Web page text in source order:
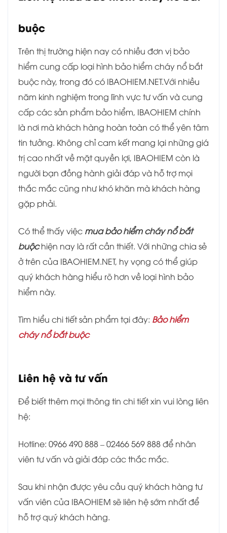
buộc
Trên thị trường hiện nay có nhiều đơn vị bảo
hiểm cung cấp loại hình bảo hiểm cháy nổ bắt
buộc này, trong đó có IBAOHIEM.NET.Với nhiều
năm kinh nghiệm trong lĩnh vực tư vấn và cung
cấp các sản phẩm bảo hiểm, IBAOHIEM chính
là nơi mà khách hàng hoàn toàn có thể yên tâm
tin tưởng. Không chỉ cam kết mang lại những giá
trị cao nhất về mặt quyền lợi, IBAOHIEM còn là
người bạn đồng hành giải đáp và hỗ trợ mọi
thắc mắc cũng như khó khăn mà khách hàng
gặp phải.
Có thể thấy việc mua bảo hiểm cháy nổ bắt
buộchiện nay là rất cần thiết. Với những chia sẻ
ở trên của IBAOHIEM.NET, hy vọng có thể giúp
quý khách hàng hiểu rõ hơn về loại hình bảo
hiểm này.
Tìm hiểu chi tiết sản phẩm tại đây: Bảo hiểm
cháy nổ bắt buộc
Liên hệ và tư vấn
Để biết thêm mọi thông tin chi tiết xin vui lòng liên
hệ:
Hotline: 0966 490 888 – 02466 569 888 để nhân
viên tư vấn và giải đáp các thắc mắc.
Sau khi nhận được yêu cầu quý khách hàng tư
vấn viên của IBAOHIEM sẽ liên hệ sớm nhất để
hỗ trợ quý khách hàng.